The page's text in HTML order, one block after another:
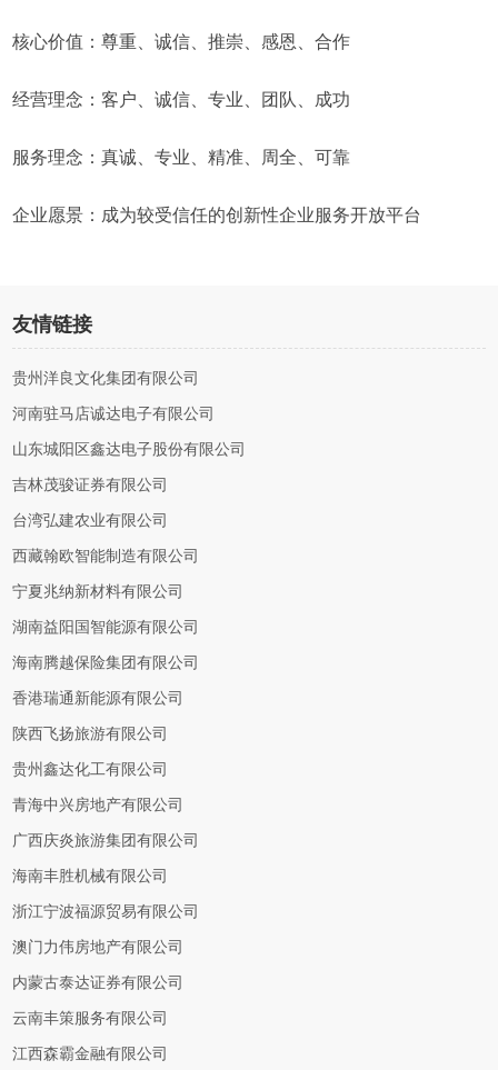
核心价值：尊重、诚信、推崇、感恩、合作
经营理念：客户、诚信、专业、团队、成功
服务理念：真诚、专业、精准、周全、可靠
企业愿景：成为较受信任的创新性企业服务开放平台
友情链接
贵州洋良文化集团有限公司
河南驻马店诚达电子有限公司
山东城阳区鑫达电子股份有限公司
吉林茂骏证券有限公司
台湾弘建农业有限公司
西藏翰欧智能制造有限公司
宁夏兆纳新材料有限公司
湖南益阳国智能源有限公司
海南腾越保险集团有限公司
香港瑞通新能源有限公司
陕西飞扬旅游有限公司
贵州鑫达化工有限公司
青海中兴房地产有限公司
广西庆炎旅游集团有限公司
海南丰胜机械有限公司
浙江宁波福源贸易有限公司
澳门力伟房地产有限公司
内蒙古泰达证券有限公司
云南丰策服务有限公司
江西森霸金融有限公司